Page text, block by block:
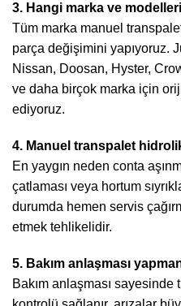
3. Hangi marka ve
Tüm marka manuel
parça değişimini yapıyoruz.
Nissan, Doosan, Hyster,
ve daha birçok marka için
ediyoruz.
4. Manuel transpalet
En yaygın neden conta
çatlaması veya hortum
durumda hemen servis
etmek tehlikelidir.
5. Bakım anlaşması
Bakım anlaşması